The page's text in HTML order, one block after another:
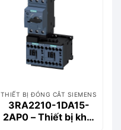
THIẾT BỊ ĐÓNG CẮT SIEMENS
3RA2210-1DA15-
2AP0 – Thiết bị khởi